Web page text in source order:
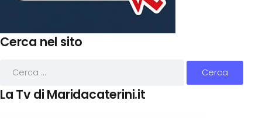
Cerca nel sito
La Tv di Maridacaterini.it